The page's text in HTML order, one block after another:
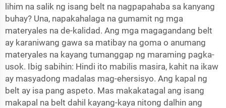
lihim na salik ng isang belt na nagpapahaba sa kanyang
buhay? Una, napakahalaga na gumamit ng mga
materyales na de-kalidad. Ang mga magagandang belt
ay karaniwang gawa sa matibay na goma o anumang
materyales na kayang tumanggap ng maraming pagka-
usok. Ibig sabihin: Hindi ito mabilis masira, kahit na ikaw
ay masyadong madalas mag-ehersisyo. Ang kapal ng
belt ay isa pang aspeto. Mas makakatagal ang isang
makapal na belt dahil kayang-kaya nitong dalhin ang